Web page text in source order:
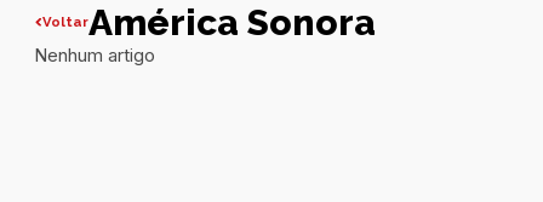
VoltarAmérica Sonora
Nenhum artigo